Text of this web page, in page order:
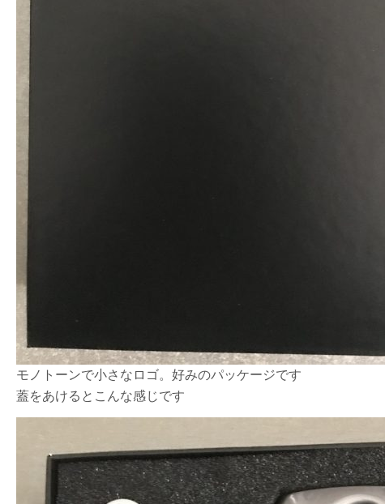
モノトーンで小さなロゴ。好みのパッケージです
蓋をあけるとこんな感じです